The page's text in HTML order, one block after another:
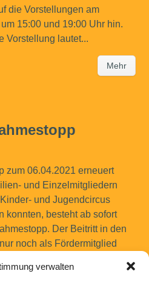
verwalten
die Vorstellungen am
15:00 und 19:00 Uhr hin.
Vorstellung lautet...
Mehr
zum 06.04.2021 erneuert
und Einzelmitgliedern
und Jugendcircus
konnten, besteht ab sofort
Der Beitritt in den
noch als Fördermitglied